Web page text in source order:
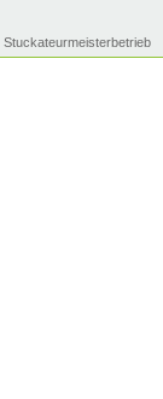
Stuckateurmeisterbetrieb